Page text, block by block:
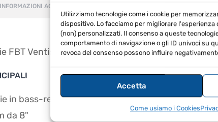
Utilizziamo tecnologie come i cookie per
dispositivo. Lo facciamo per migliorare
(non) personalizzati. Il consenso a queste
comportamento di navigazione o gli ID univoci su
revoca del consenso possono influire
Accetta
Come usiamo i Cookies
INFORMAZIONI AGGIUNTIVE
FBT Ventis 108
in bass-reflex
da 8"